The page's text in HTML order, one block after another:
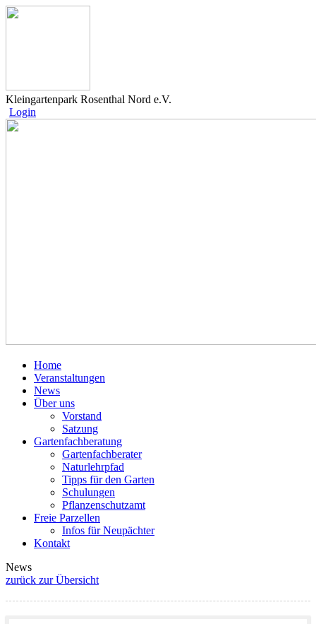
Kleingartenpark Rosenthal Nord e.V.
Login
Home
Veranstaltungen
News
Über uns
Vorstand
Satzung
Gartenfachberatung
Gartenfachberater
Naturlehrpfad
Tipps für den Garten
Schulungen
Pflanzenschutzamt
Freie Parzellen
Infos für Neupächter
Kontakt
News
zurück zur Übersicht